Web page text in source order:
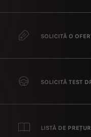
SOLICITĂ O
SOLICITĂ TEST
LISTĂ DE